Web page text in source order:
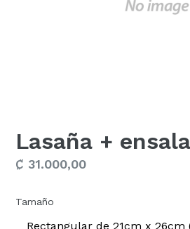
Lasaña +
Precio
₡ 31.000,00
Tamaño